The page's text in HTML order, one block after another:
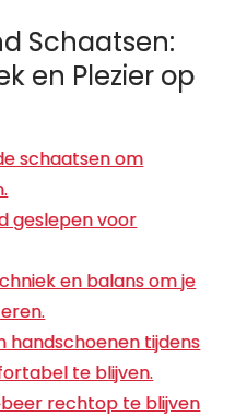
Schaatsen:
en Plezier op
schaatsen om
geslepen voor
en balans om je
handschoenen tijdens
te blijven.
rechtop te blijven